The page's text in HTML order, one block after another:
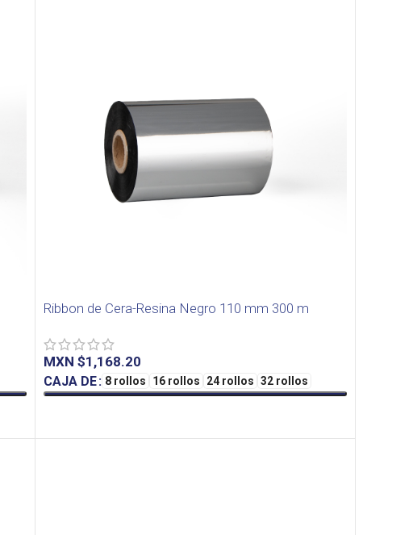
Ribbon de Cera-Resina Negro 110 mm 300 m
MXN $
CAJA DE 8 rollos 16 rollos 24 rollos 32 rollos